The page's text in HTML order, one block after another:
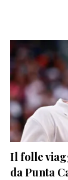
Il folle
da Punta